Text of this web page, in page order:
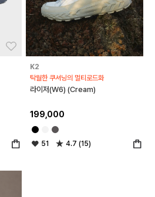
좋아요
K2
탁월한 쿠셔닝의 멀티로드화
라이저(W6) (Cream)
199,000
51 4.7 (15)